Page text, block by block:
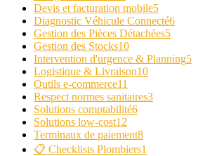
Devis et facturation mobile5
Diagnostic Véhicule Connecté6
Gestion des Pièces Détachées5
Gestion des Stocks10
Intervention d'urgence & Planning5
Logistique & Livraison10
Outils e-commerce11
Respect normes sanitaires3
Solutions comptabilité6
Solutions low-cost12
Terminaux de paiement8
📋 Checklists Plombiers1